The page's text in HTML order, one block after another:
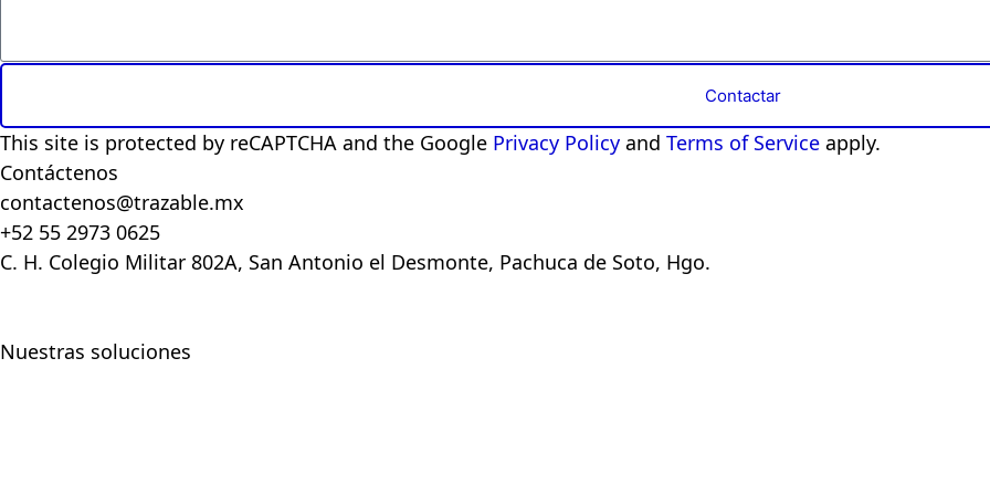
Contactar
This site is protected by reCAPTCHA and the Google Privacy Policy and Terms of Service apply.
Contáctenos
contactenos@trazable.mx
+52 55 2973 0625
C. H. Colegio Militar 802A, San Antonio el Desmonte, Pachuca de Soto, Hgo.
Nuestras soluciones